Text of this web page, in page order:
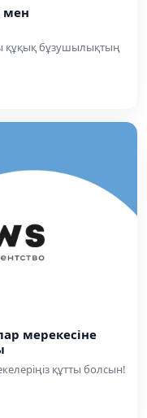
мен
құқық бұзушылықтың
мерекесіне
құтты болсын!